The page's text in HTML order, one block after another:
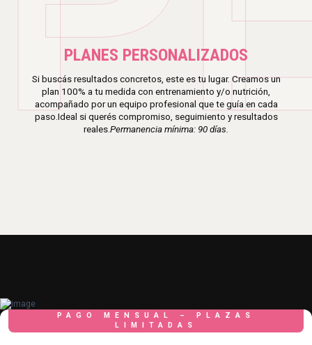
PLANES PERSONALIZADOS
Si buscás resultados concretos, este es tu lugar. Creamos un
plan 100% a tu medida con entrenamiento y/o nutrición,
acompañado por un equipo profesional que te guía en cada
paso.Ideal si querés compromiso, seguimiento y resultados
reales.Permanencia mínima: 90 días.
PAGO MENSUAL – PLAZAS
LIMITADAS